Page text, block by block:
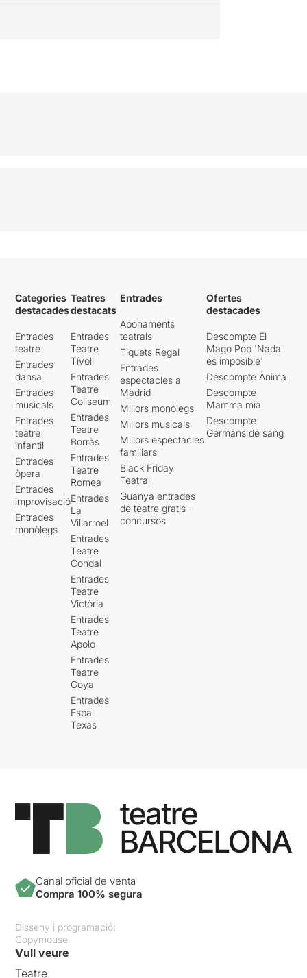
Categories
destacades
Entrades
teatre
Entrades
dansa
Entrades
musicals
Entrades
teatre
infantil
Entrades
òpera
Entrades
improvisació
Entrades
monòlegs
Teatres
destacats
Entrades
Teatre
Tívoli
Entrades
Teatre
Coliseum
Entrades
Teatre
Borràs
Entrades
Teatre
Romea
Entrades
La
Villarroel
Entrades
Teatre
Condal
Entrades
Teatre
Victòria
Entrades
Teatre
Apolo
Entrades
Teatre
Goya
Entrades
Espai
Texas
Entrades
Abonaments
teatrals
Tiquets Regal
Entrades
espectacles a
Madrid
Millors monòlegs
Millors musicals
Millors espectacles
familiars
Black Friday
Teatral
Guanya entrades
de teatre gratis -
concursos
Ofertes
destacades
Descompte El
Mago Pop 'Nada
es imposible'
Descompte Ànima
Descompte
Mamma mia
Descompte
Germans de sang
Canal oficial de venta
Compra 100% segura
Disseny i programació:
Copymouse
Vull veure
Teatre